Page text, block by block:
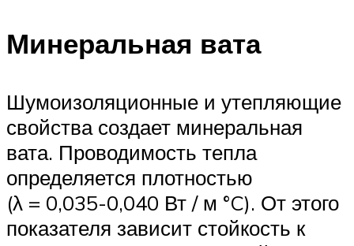
Минеральная вата
Шумоизоляционные и утепляющие
свойства создает минеральная
вата. Проводимость тепла
определяется плотностью
(λ = 0,035-0,040 Вт / м °C). От этого
показателя зависит стойкость к